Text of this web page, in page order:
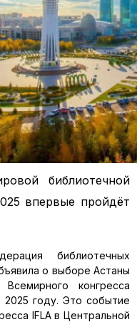
библиотечной
впервые пройдёт
библиотечных
о выборе Астаны
конгресса
2025 году. Это событие
IFLA в Центральной